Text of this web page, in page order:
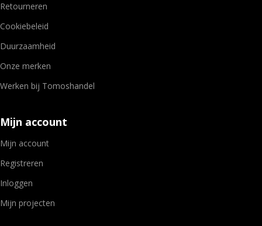
Retourneren
Cookiebeleid
Duurzaamheid
Onze merken
Werken bij Tomoshandel
Mijn account
Mijn account
Registreren
Inloggen
Mijn projecten